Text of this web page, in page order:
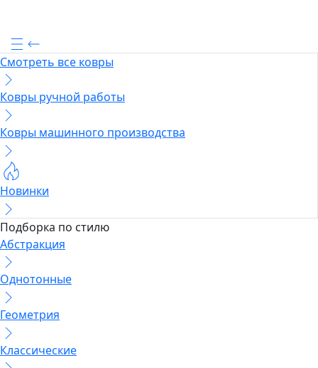
Смотреть все ковры
Ковры ручной работы
Ковры машинного производства
Новинки
Подборка по стилю
Абстракция
Однотонные
Геометрия
Классические